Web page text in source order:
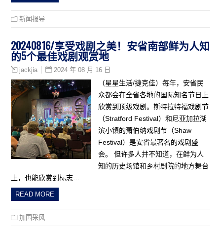
新闻报导
20240816/享受戏剧之美！安省南部鲜为人知
的5个最佳戏剧观赏地
jackjia 2024 年 08 月 16 日
（星星生活/捷克佳）每年，安省民
众都会在全省各地的国际知名节日上
欣赏到顶级戏剧。斯特拉特福戏剧节
（Stratford Festival）和尼亚加拉湖
滨小镇的萧伯纳戏剧节（Shaw
Festival）是安省最著名的戏剧盛
会。 但许多人并不知道，在鲜为人
知的历史场馆和乡村剧院的地方舞台
上，也能欣赏到标志…
READ MORE
加国采风